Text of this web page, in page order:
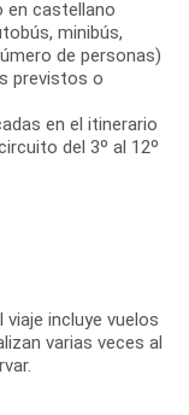
en castellano
minibús,
de personas)
previstos o
en el itinerario
del 3º al 12º
incluye vuelos
varias veces al